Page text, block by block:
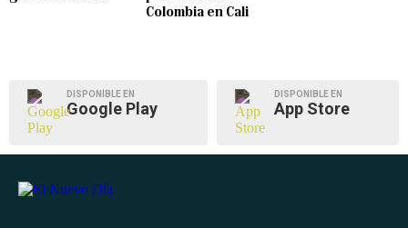
Colombia en Cali
DISPONIBLE EN
Google Play
DISPONIBLE EN
App Store